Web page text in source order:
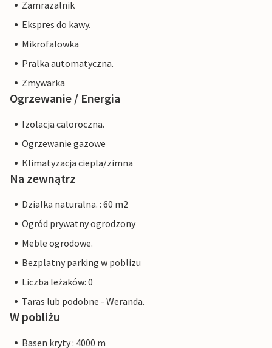
Zamrazalnik
Ekspres do kawy.
Mikrofalowka
Pralka automatyczna.
Zmywarka
Ogrzewanie / Energia
Izolacja caloroczna.
Ogrzewanie gazowe
Klimatyzacja ciepla/zimna
Na zewnątrz
Dzialka naturalna. : 60 m2
Ogród prywatny ogrodzony
Meble ogrodowe.
Bezplatny parking w poblizu
Liczba leżaków: 0
Taras lub podobne - Weranda.
W pobliżu
Basen kryty : 4000 m